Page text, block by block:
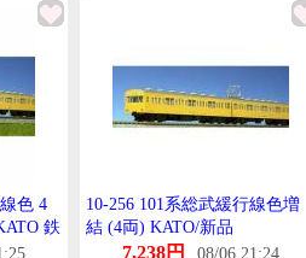
武緩行線 【A´】 外箱傷み め
色 4
鉄
10-256 101系総武緩行線色増
結 (4両) KATO/新品
7,238円 08/06 21:24